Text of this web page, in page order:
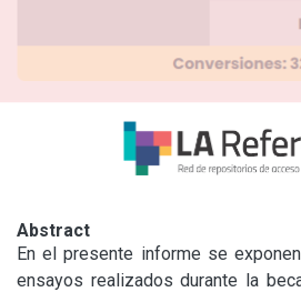
Abstract
En el presente informe se
ensayos realizados durante la